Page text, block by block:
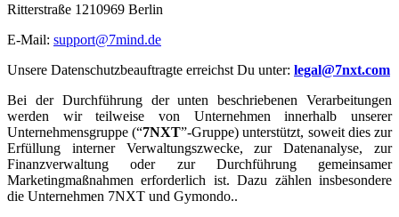
Ritterstraße 1210969 Berlin
E-Mail: support@7mind.de
Unsere Datenschutzbeauftragte erreichst Du unter: legal@7nxt.com
Bei der Durchführung der unten beschriebenen Verarbeitungen
werden wir teilweise von Unternehmen innerhalb unserer
Unternehmensgruppe (“7NXT”-Gruppe) unterstützt, soweit dies zur
Erfüllung interner Verwaltungszwecke, zur Datenanalyse, zur
Finanzverwaltung oder zur Durchführung gemeinsamer
Marketingmaßnahmen erforderlich ist. Dazu zählen insbesondere
die Unternehmen 7NXT und Gymondo..